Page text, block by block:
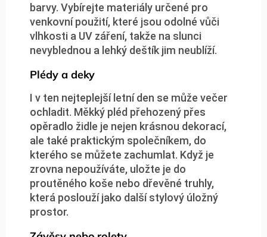
barvy. Vybírejte materiály určené pro
venkovní použití, které jsou odolné vůči
vlhkosti a UV záření, takže na slunci
nevyblednou a lehký deštík jim neublíží.
Plédy a deky
I v ten nejteplejší letní den se může večer
ochladit. Měkký pléd přehozený přes
opěradlo židle je nejen krásnou dekorací,
ale také praktickým společníkem, do
kterého se můžete zachumlat. Když je
zrovna nepoužíváte, uložte je do
proutěného koše nebo dřevěné truhly,
která poslouží jako další stylový úložný
prostor.